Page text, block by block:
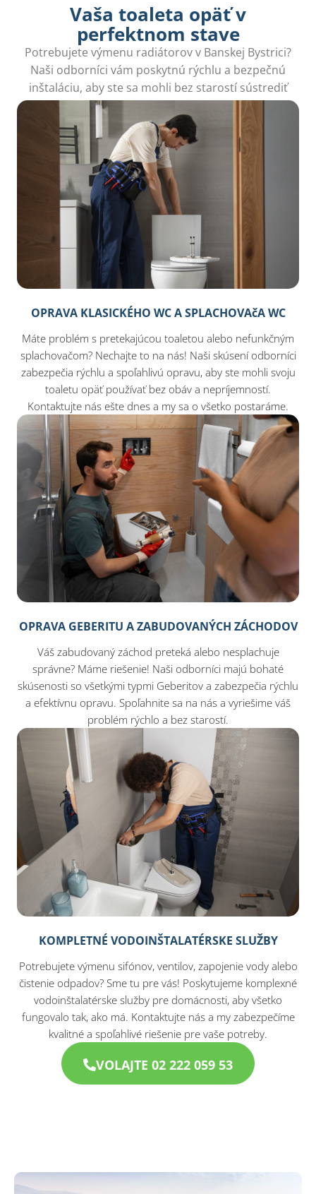
Vaša toaleta opäť v
perfektnom stave
Potrebujete výmenu radiátorov v Banskej Bystrici?
Naši odborníci vám poskytnú rýchlu a bezpečnú
inštaláciu, aby ste sa mohli bez starostí sústrediť
na komfort vášho domova.
OPRAVA KLASICKÉHO WC A SPLACHOVAčA WC
Máte problém s pretekajúcou toaletou alebo nefunkčným
splachovačom? Nechajte to na nás! Naši skúsení odborníci
zabezpečia rýchlu a spoľahlivú opravu, aby ste mohli svoju
toaletu opäť používať bez obáv a nepríjemností.
Kontaktujte nás ešte dnes a my sa o všetko postaráme.
OPRAVA GEBERITU A ZABUDOVANÝCH ZÁCHODOV
Váš zabudovaný záchod preteká alebo nesplachuje
správne? Máme riešenie! Naši odborníci majú bohaté
skúsenosti so všetkými typmi Geberitov a zabezpečia rýchlu
a efektívnu opravu. Spoľahnite sa na nás a vyriešime váš
problém rýchlo a bez starostí.
KOMPLETNÉ VODOINŠTALATÉRSKE SLUŽBY
Potrebujete výmenu sifónov, ventilov, zapojenie vody alebo
čistenie odpadov? Sme tu pre vás! Poskytujeme komplexné
vodoinštalatérske služby pre domácnosti, aby všetko
fungovalo tak, ako má. Kontaktujte nás a my zabezpečíme
kvalitné a spoľahlivé riešenie pre vaše potreby.
VOLAJTE 02 222 059 53